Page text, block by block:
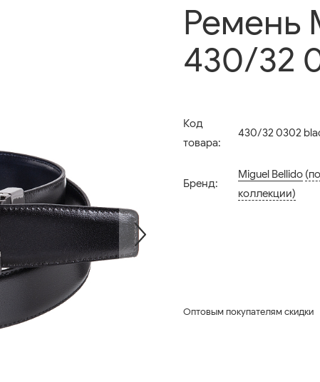
Ремень
430/32
Код
товара:
430/32 0302
Бренд:
Miguel Bellido
коллекции)
Оптовым покупателям скидки